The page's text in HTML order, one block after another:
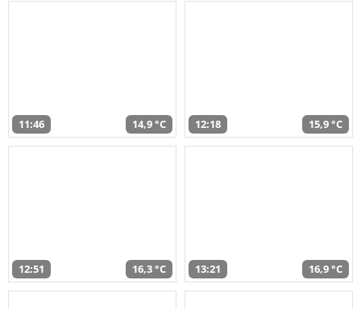
11:46 14,9 °C 12:18 15,9 °C
12:51 16,3 °C 13:21 16,9 °C